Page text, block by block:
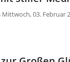
03. Februar